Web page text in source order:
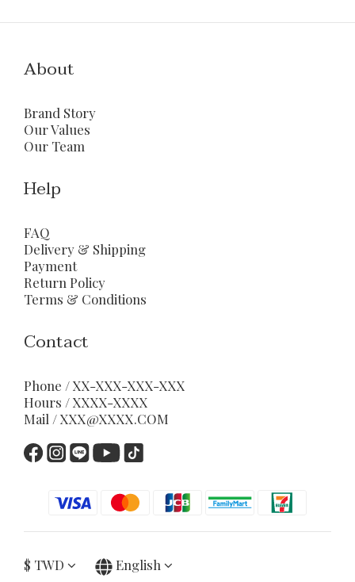
About
Brand Story
Our Values
Our Team
Help
FAQ
Delivery & Shipping
Payment
Return Policy
Terms & Conditions
Contact
Phone / XX-XXX-XXX-XXX
Hours / XXXX-XXXX
Mail / XXX@XXXX.COM
$ TWD English